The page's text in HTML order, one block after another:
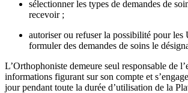
sélectionner les types de demandes de
recevoir ;
autoriser ou refuser la possibilité pour les
formuler des demandes de soins le
L’Orthophoniste demeure seul responsable de
informations figurant sur son compte et
jour pendant toute la durée d’utilisation de la